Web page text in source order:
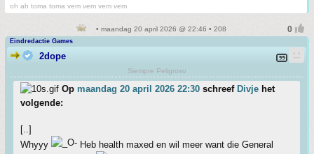
oh ah toma toma vem vem vem vem
• maandag 20 april 2026 @ 22:46 • 208
Eindredactie Games
2dope
Siempre Peligroso
Op maandag 20 april 2026 22:30 schreef Divje het
volgende:
[..]
Whyyy
Heb health maxed en wil meer want die General